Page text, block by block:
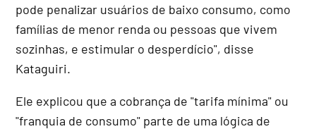
pode penalizar usuários de baixo consumo, como
famílias de menor renda ou pessoas que vivem
sozinhas, e estimular o desperdício", disse
Kataguiri.
Ele explicou que a cobrança de "tarifa mínima" ou
"franquia de consumo" parte de uma lógica de